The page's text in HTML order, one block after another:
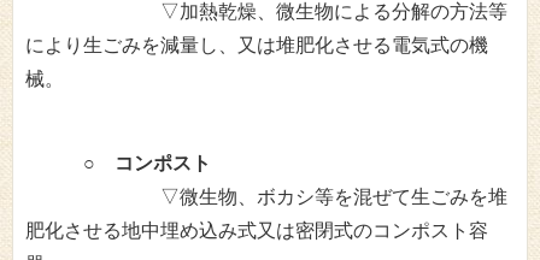
▽加熱乾燥、微生物による分解の方法等
により生ごみを減量し、又は堆肥化させる電気式の機
械。
○ コンポスト
▽微生物、ボカシ等を混ぜて生ごみを堆
肥化させる地中埋め込み式又は密閉式のコンポスト容